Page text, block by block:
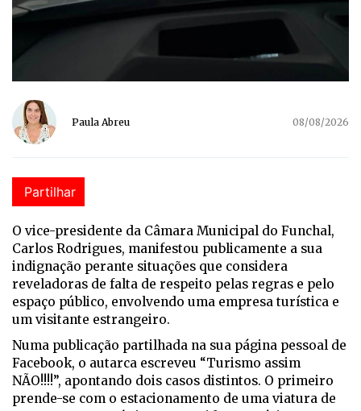
Paula Abreu 08/08/2026
Partilhar
O vice-presidente da Câmara Municipal do Funchal,
Carlos Rodrigues, manifestou publicamente a sua
indignação perante situações que considera
reveladoras de falta de respeito pelas regras e pelo
espaço público, envolvendo uma empresa turística e
um visitante estrangeiro.
Numa publicação partilhada na sua página pessoal de
Facebook, o autarca escreveu “Turismo assim
NÃO!!!!”, apontando dois casos distintos. O primeiro
prende-se com o estacionamento de uma viatura de